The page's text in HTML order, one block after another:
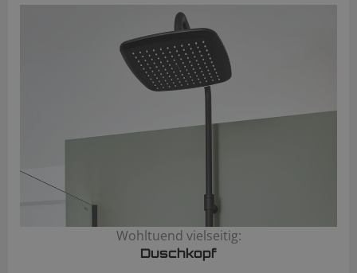
Wohltuend vielseitig:
Duschkopf